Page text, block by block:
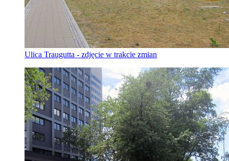
Ulica Traugutta - zdjęcie w trakcie zmian